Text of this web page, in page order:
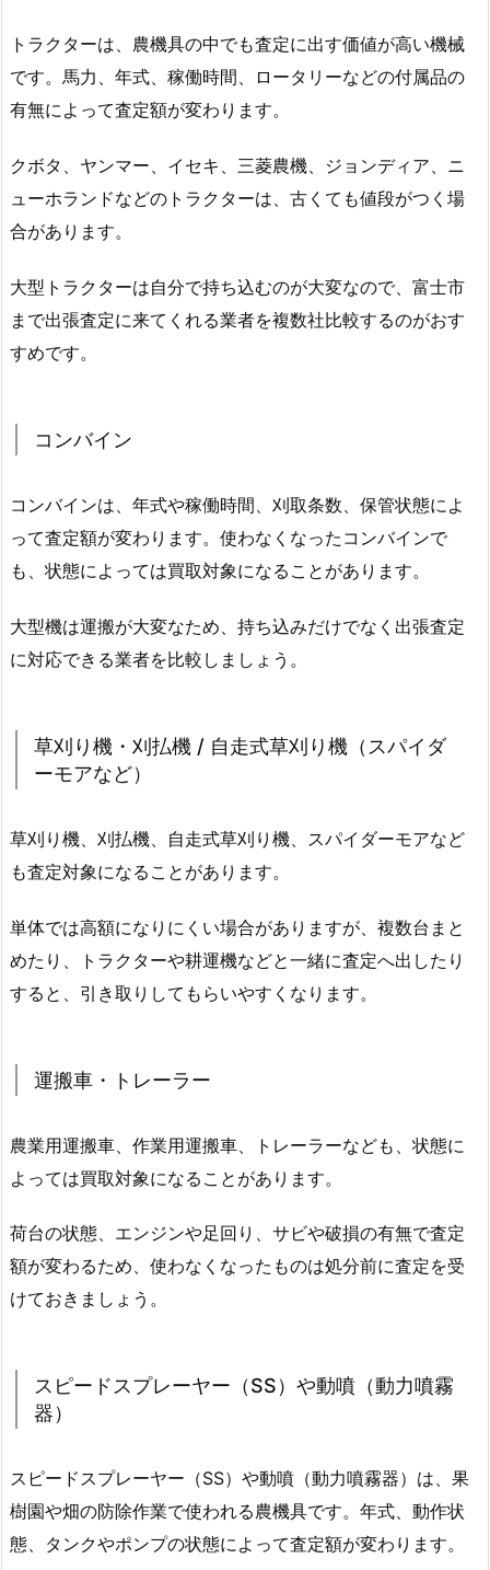
トラクターは、農機具の中でも査定に出す価値が高い機械
です。馬力、年式、稼働時間、ロータリーなどの付属品の
有無によって査定額が変わります。
クボタ、ヤンマー、イセキ、三菱農機、ジョンディア、ニ
ューホランドなどのトラクターは、古くても値段がつく場
合があります。
大型トラクターは自分で持ち込むのが大変なので、富士市
まで出張査定に来てくれる業者を複数社比較するのがおす
すめです。
コンバイン
コンバインは、年式や稼働時間、刈取条数、保管状態によ
って査定額が変わります。使わなくなったコンバインで
も、状態によっては買取対象になることがあります。
大型機は運搬が大変なため、持ち込みだけでなく出張査定
に対応できる業者を比較しましょう。
草刈り機・刈払機 / 自走式草刈り機（スパイダ
ーモアなど）
草刈り機、刈払機、自走式草刈り機、スパイダーモアなど
も査定対象になることがあります。
単体では高額になりにくい場合がありますが、複数台まと
めたり、トラクターや耕運機などと一緒に査定へ出したり
すると、引き取りしてもらいやすくなります。
運搬車・トレーラー
農業用運搬車、作業用運搬車、トレーラーなども、状態に
よっては買取対象になることがあります。
荷台の状態、エンジンや足回り、サビや破損の有無で査定
額が変わるため、使わなくなったものは処分前に査定を受
けておきましょう。
スピードスプレーヤー（SS）や動噴（動力噴霧
器）
スピードスプレーヤー（SS）や動噴（動力噴霧器）は、果
樹園や畑の防除作業で使われる農機具です。年式、動作状
態、タンクやポンプの状態によって査定額が変わります。